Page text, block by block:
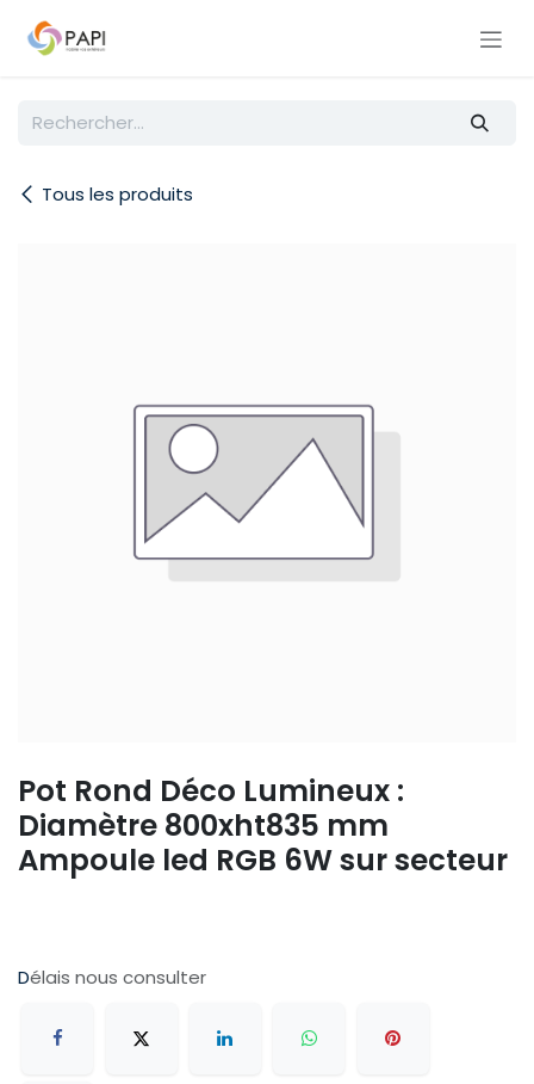
Tous les produits
Pot Rond Déco Lumineux :
Diamètre 800xht835 mm
Ampoule led RGB 6W sur secteur
Délais nous consulter